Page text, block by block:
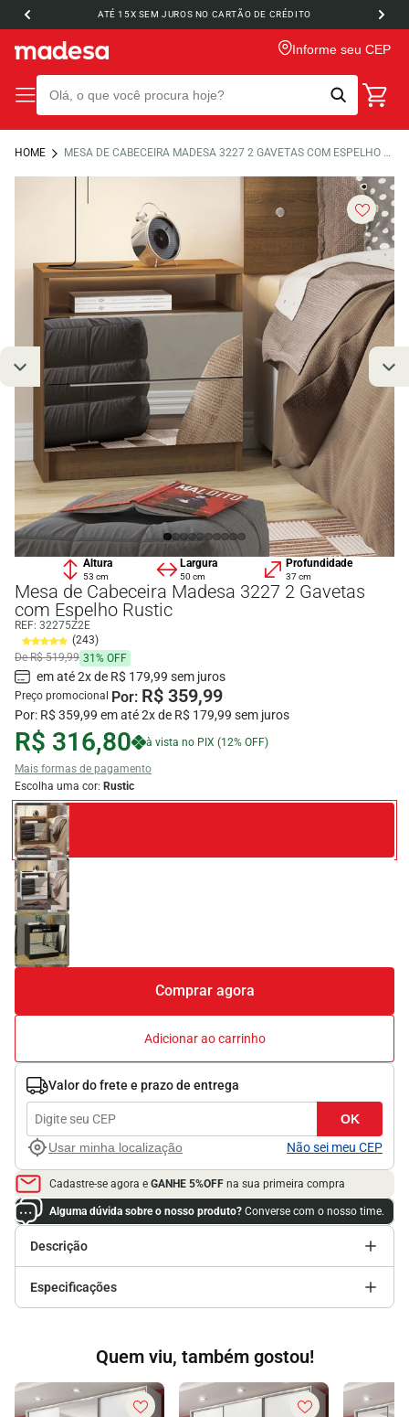
ATÉ 15X SEM JUROS NO CARTÃO DE CRÉDITO
Informe seu CEP
HOME MESA DE CABECEIRA MADESA 3227 2 GAVETAS COM ESPELHO RUSTIC
Altura
53 cm
Largura
50 cm
Profundidade
37 cm
Mesa de Cabeceira Madesa 3227 2 Gavetas
com Espelho Rustic
REF: 32275Z2E
(243)
De R$ 519,99 31% OFF
em até 2x de R$ 179,99 sem juros
Preço promocional Por: R$ 359,99
Por: R$ 359,99 em até 2x de R$ 179,99 sem juros
R$ 316,80 à vista no PIX (12% OFF)
Mais formas de pagamento
Escolha uma cor: Rustic
Adicionar ao carrinho
Comprar agora
Valor do frete e prazo de entrega
OK
Usar minha localização
Não sei meu CEP
Cadastre-se agora e GANHE 5%OFF na sua primeira compra
Alguma dúvida sobre o nosso produto? Converse com o nosso time.
Descrição
Especificações
Quem viu, também gostou!